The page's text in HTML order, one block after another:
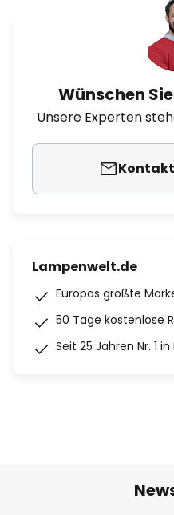
Wünschen
Unsere Experten
Lampenwelt.de
Europas größte
50 Tage kostenlose
Seit 25 Jahren Nr. 1